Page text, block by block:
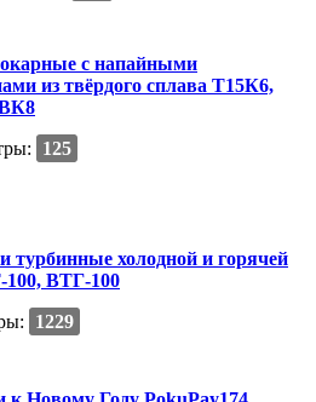
с напайными
из твёрдого сплава Т15К6,
125
турбинные холодной и горячей
ВТГ-100
1229